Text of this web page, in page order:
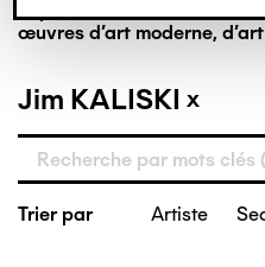
œuvres d’art moderne,
Jim KALISKI
Trier par Artiste